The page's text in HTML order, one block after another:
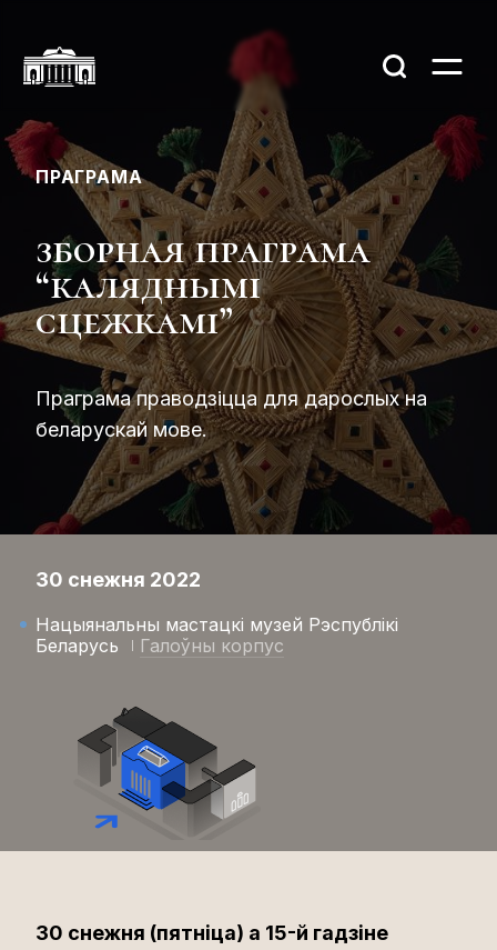
ПРАГРАМА
зборная праграма
“каляднымі
сцежкамі”
Праграма праводзіцца для дарослых на
беларускай мове.
30 снежня 2022
Нацыянальны мастацкі музей Рэспублікі
Беларусь
Галоўны корпус
30 снежня (пятніца) а 15-й гадзіне